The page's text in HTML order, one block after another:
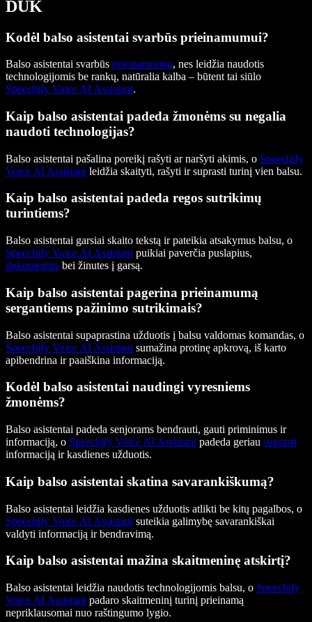
DUK
Kodėl balso asistentai svarbūs prieinamumui?
Balso asistentai svarbūs prieinamumui, nes leidžia naudotis
technologijomis be rankų, natūralia kalba – būtent tai siūlo
Speechify Voice AI Assistant.
Kaip balso asistentai padeda žmonėms su negalia
naudoti technologijas?
Balso asistentai pašalina poreikį rašyti ar naršyti akimis, o Speechify
Voice AI Assistant leidžia skaityti, rašyti ir suprasti turinį vien balsu.
Kaip balso asistentai padeda regos sutrikimų
turintiems?
Balso asistentai garsiai skaito tekstą ir pateikia atsakymus balsu, o
Speechify Voice AI Assistant puikiai paverčia puslapius,
dokumentus bei žinutes į garsą.
Kaip balso asistentai pagerina prieinamumą
sergantiems pažinimo sutrikimais?
Balso asistentai supaprastina užduotis į balsu valdomas komandas, o
Speechify Voice AI Assistant sumažina protinę apkrovą, iš karto
apibendrina ir paaiškina informaciją.
Kodėl balso asistentai naudingi vyresniems
žmonėms?
Balso asistentai padeda senjorams bendrauti, gauti priminimus ir
informaciją, o Speechify Voice AI Assistant padeda geriau suprasti
informaciją ir kasdienes užduotis.
Kaip balso asistentai skatina savarankiškumą?
Balso asistentai leidžia kasdienes užduotis atlikti be kitų pagalbos, o
Speechify Voice AI Assistant suteikia galimybę savarankiškai
valdyti informaciją ir bendravimą.
Kaip balso asistentai mažina skaitmeninę atskirtį?
Balso asistentai leidžia naudotis technologijomis balsu, o Speechify
Voice AI Assistant padaro skaitmeninį turinį prieinamą
nepriklausomai nuo raštingumo lygio.